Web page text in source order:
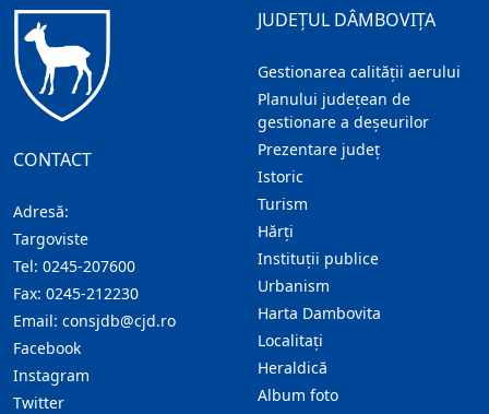
CONTACT
Adresă:
Targoviste
Tel: 0245-207600
Fax: 0245-212230
Email: consjdb@cjd.ro
Facebook
Instagram
Twitter
JUDEȚUL DÂMBOVIȚA
Gestionarea calității aerului
Planului județean de
gestionare a deșeurilor
Prezentare judeţ
Istoric
Turism
Hărţi
Instituţii publice
Urbanism
Harta Dambovita
Localitaţi
Heraldică
Album foto